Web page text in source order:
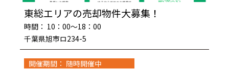
東総エリアの売却物件大募集！
時間： 10：00～18：00
千葉県旭市ロ234-5
開催期間： 随時開催中